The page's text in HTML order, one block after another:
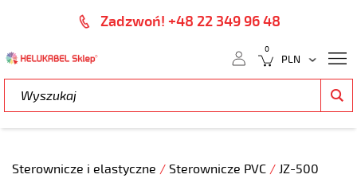
Zadzwoń! +48 22 349 96 48
0
Sterownicze i elastyczne / Sterownicze PVC / JZ-500